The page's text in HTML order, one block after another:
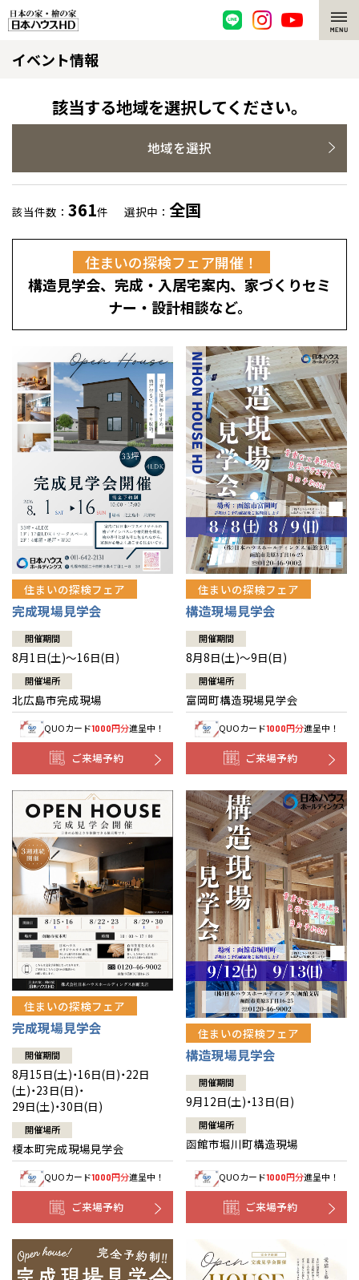
脱炭素・檜の家
環境にやさしい、脱炭素社会の住宅
耐震構造
高耐久住宅
高断熱・高気密の家
エネルギー自給自足
感謝訪問・長期保証
直営工事
1メーターモジュール
冷暖房標準装備
24時間対応コールセンター
デザイン賞各種受賞
セントラルヒーティング
選ばれる理由
檜の魅力 トップ
檜と日本人
1000年を超えて生きる檜
知られざる檜の効果・作用
理想の木材「檜」
注文住宅
グレートステージ
平屋の家
外観・インテリア集
暮らし方提案
住まいのコラム
住まいのお手入れ集
リフォーム トップ
選ばれる理由
リフォームの流れ
介護保険利用で快適リフォーム
賃貸併用住宅のメリット
安心のサポートシステム
展示場案内
分譲住宅・土地
分譲マンション
分譲マンション トップ
ワザックとは
高い信頼性
安心の管理体制
ギャラリー
会社情報
会社情報 トップ
ニュースリリース
代表ごあいさつ
企業理念
会社概要
事業部紹介
IR情報
木材調達指針
グループ会社紹介
CMギャラリー
採用情報
お問い合わせ
会員サイト
イベント情報
該当する地域を選択してください。
地域を選択
該当件数： 361件 選択中： 全国
住まいの探検フェア開催！
構造見学会、完成・入居宅案内、家づくりセミ
ナー・設計相談など。
住まいの探検フェア
完成現場見学会
開催期間
8月1日(土)～16日(日)
開催場所
北広島市完成現場
QUOカード1000円分進呈中！
ご来場予約
住まいの探検フェア
構造現場見学会
開催期間
8月8日(土)～9日(日)
開催場所
富岡町構造現場見学会
QUOカード1000円分進呈中！
ご来場予約
住まいの探検フェア
完成現場見学会
開催期間
8月15日(土)・16日(日)・22日
(土)・23日(日)・
29日(土)・30日(日)
開催場所
榎本町完成現場見学会
QUOカード1000円分進呈中！
ご来場予約
住まいの探検フェア
構造現場見学会
開催期間
9月12日(土)・13日(日)
開催場所
函館市堀川町構造現場
QUOカード1000円分進呈中！
ご来場予約